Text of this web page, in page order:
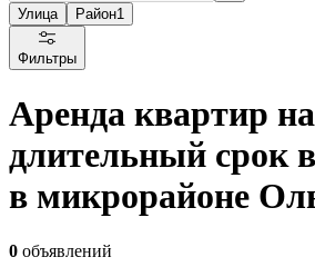
Улица Район1
Фильтры
Аренда квартир на
длительный срок
в микрорайоне
0 объявлений